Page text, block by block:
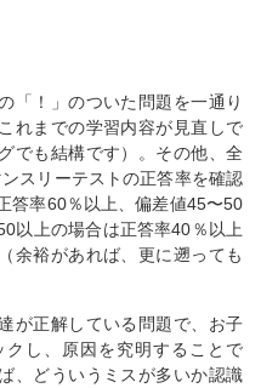
「！」のついた問題を一通り
れまでの学習内容が見直しで
でも結構です）。その他、全
スリーテストの正答率を確認
答率60％以上、偏差値45〜50
以上の場合は正答率40％以上
余裕があれば、更に遡っても
が正解している問題で、お子
し、原因を究明することで
、どういうミスが多いか認識